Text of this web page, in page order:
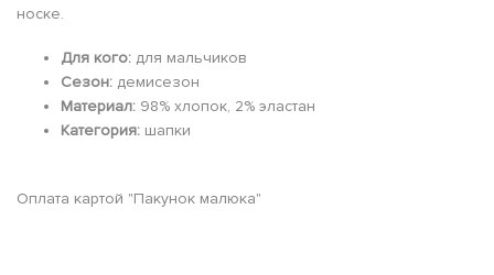
носке.
Для кого: для мальчиков
Сезон: демисезон
Материал: 98% хлопок, 2% эластан
Категория: шапки
Оплата картой "Пакунок малюка"